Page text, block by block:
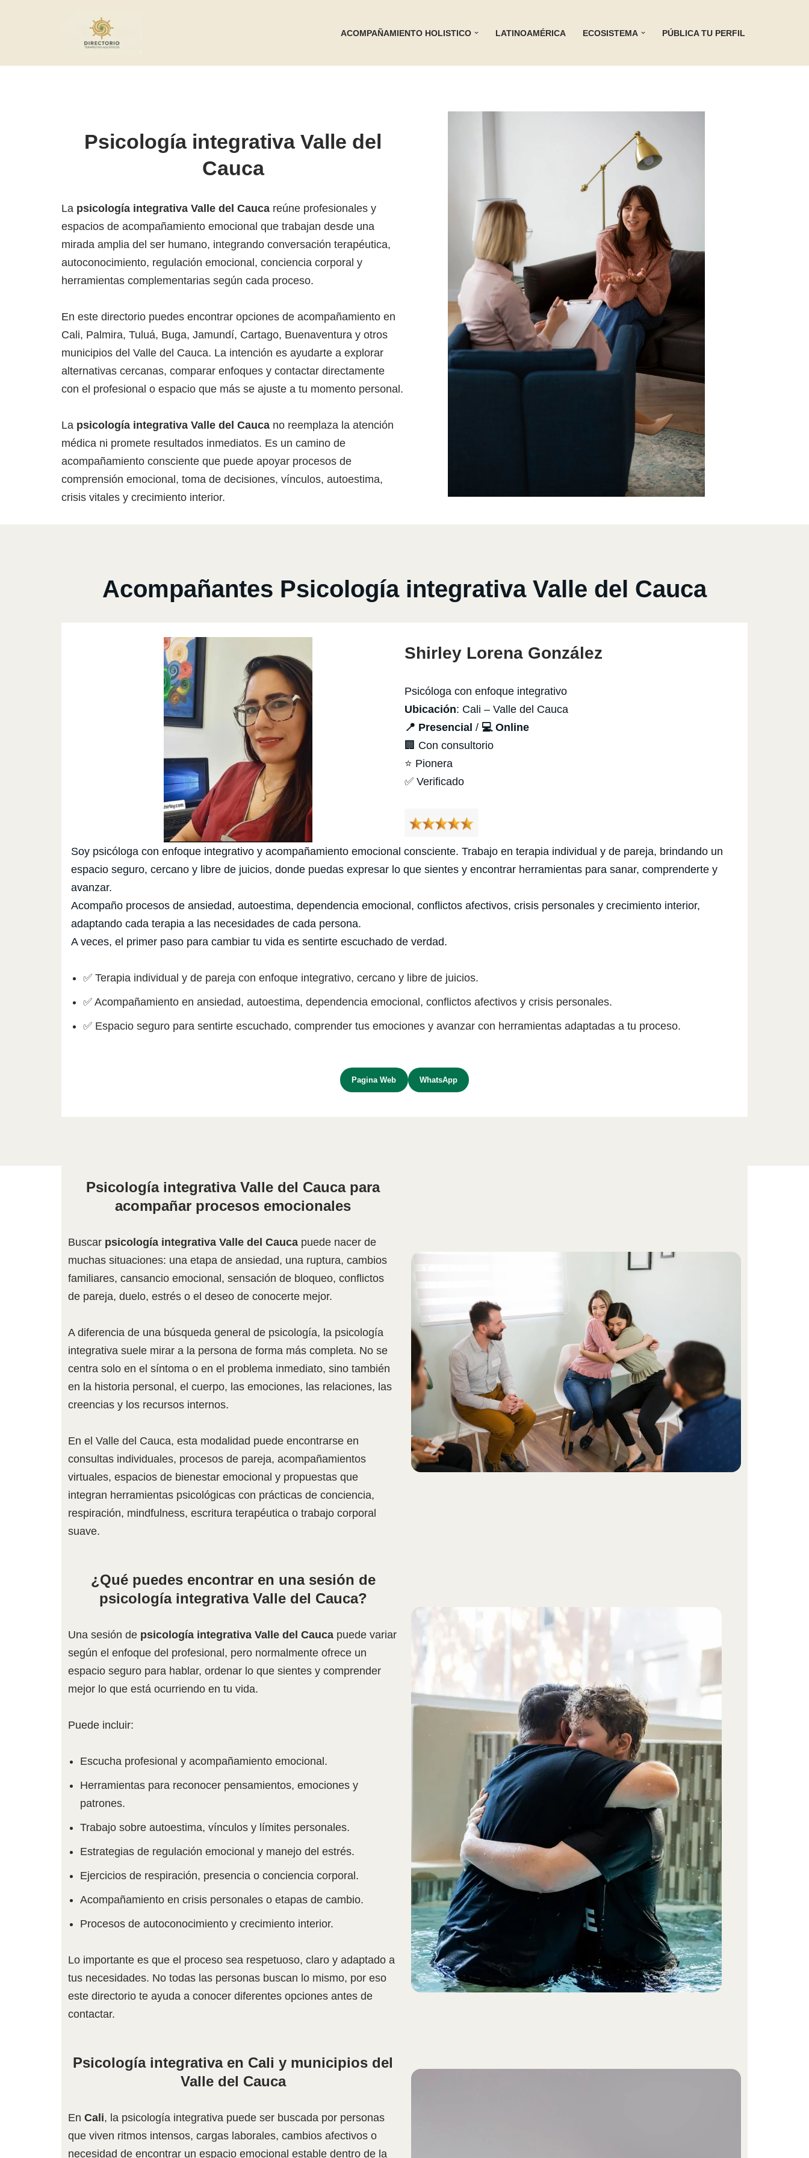
ACOMPAÑAMIENTO HOLISTICO LATINOAMÉRICA ECOSISTEMA PÚBLICA TU PERFIL
Psicología integrativa Valle del
Cauca
La psicología integrativa Valle del Cauca reúne profesionales y
espacios de acompañamiento emocional que trabajan desde una
mirada amplia del ser humano, integrando conversación terapéutica,
autoconocimiento, regulación emocional, conciencia corporal y
herramientas complementarias según cada proceso.
En este directorio puedes encontrar opciones de acompañamiento en
Cali, Palmira, Tuluá, Buga, Jamundí, Cartago, Buenaventura y otros
municipios del Valle del Cauca. La intención es ayudarte a explorar
alternativas cercanas, comparar enfoques y contactar directamente
con el profesional o espacio que más se ajuste a tu momento personal.
La psicología integrativa Valle del Cauca no reemplaza la atención
médica ni promete resultados inmediatos. Es un camino de
acompañamiento consciente que puede apoyar procesos de
comprensión emocional, toma de decisiones, vínculos, autoestima,
crisis vitales y crecimiento interior.
Acompañantes Psicología integrativa Valle del Cauca
Shirley Lorena González
Psicóloga con enfoque integrativo
Ubicación: Cali – Valle del Cauca
📍 Presencial / 💻 Online
🏢 Con consultorio
⭐ Pionera
✅ Verificado
Soy psicóloga con enfoque integrativo y acompañamiento emocional consciente. Trabajo en terapia individual y de pareja, brindando un
espacio seguro, cercano y libre de juicios, donde puedas expresar lo que sientes y encontrar herramientas para sanar, comprenderte y
avanzar.
Acompaño procesos de ansiedad, autoestima, dependencia emocional, conflictos afectivos, crisis personales y crecimiento interior,
adaptando cada terapia a las necesidades de cada persona.
A veces, el primer paso para cambiar tu vida es sentirte escuchado de verdad.
✅ Terapia individual y de pareja con enfoque integrativo, cercano y libre de juicios.
✅ Acompañamiento en ansiedad, autoestima, dependencia emocional, conflictos afectivos y crisis personales.
✅ Espacio seguro para sentirte escuchado, comprender tus emociones y avanzar con herramientas adaptadas a tu proceso.
Pagina Web WhatsApp
Psicología integrativa Valle del Cauca para
acompañar procesos emocionales
Buscar psicología integrativa Valle del Caucapuede nacer de
muchas situaciones: una etapa de ansiedad, una ruptura, cambios
familiares, cansancio emocional, sensación de bloqueo, conflictos
de pareja, duelo, estrés o el deseo de conocerte mejor.
A diferencia de una búsqueda general de psicología, la psicología
integrativa suele mirar a la persona de forma más completa. No se
centra solo en el síntoma o en el problema inmediato, sino también
en la historia personal, el cuerpo, las emociones, las relaciones, las
creencias y los recursos internos.
En el Valle del Cauca, esta modalidad puede encontrarse en
consultas individuales, procesos de pareja, acompañamientos
virtuales, espacios de bienestar emocional y propuestas que
integran herramientas psicológicas con prácticas de conciencia,
respiración, mindfulness, escritura terapéutica o trabajo corporal
suave.
¿Qué puedes encontrar en una sesión de
psicología integrativa Valle del Cauca?
Una sesión de psicología integrativa Valle del Caucapuede variar
según el enfoque del profesional, pero normalmente ofrece un
espacio seguro para hablar, ordenar lo que sientes y comprender
mejor lo que está ocurriendo en tu vida.
Puede incluir:
Escucha profesional y acompañamiento emocional.
Herramientas para reconocer pensamientos, emociones y
patrones.
Trabajo sobre autoestima, vínculos y límites personales.
Estrategias de regulación emocional y manejo del estrés.
Ejercicios de respiración, presencia o conciencia corporal.
Acompañamiento en crisis personales o etapas de cambio.
Procesos de autoconocimiento y crecimiento interior.
Lo importante es que el proceso sea respetuoso, claro y adaptado a
tus necesidades. No todas las personas buscan lo mismo, por eso
este directorio te ayuda a conocer diferentes opciones antes de
contactar.
Psicología integrativa en Cali y municipios del
Valle del Cauca
En Cali, la psicología integrativa puede ser buscada por personas
que viven ritmos intensos, cargas laborales, cambios afectivos o
necesidad de encontrar un espacio emocional estable dentro de la